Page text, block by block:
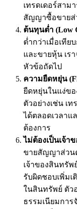
เทรดเดอร์สา
สัญญาซื้อขายส่ว
ต้นทุนต่ำ (Low
ต่ำกว่าเมื่อเทีย
และขายหุ้น เร
หัวข้อถัดไป
ความยืดหยุ่น
ยืดหยุ่นในแง่ขอ
ตัวอย่างเช่น เ
ได้ตลอดเวลาแ
ต้องการ
ไม่ต้องเป็นเจ้า
ขายสัญญาส่วนต่
เจ้าของสินทรัพ
รับผิดชอบเพิ่ม
ในสินทรัพย์ ตัว
ธรรมเนียมการ